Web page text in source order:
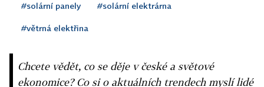
#solární panely #solární elektrárna
#větrná elektřina
Chcete vědět, co se děje v české a světové
ekonomice? Co si o aktuálních trendech myslí lidé